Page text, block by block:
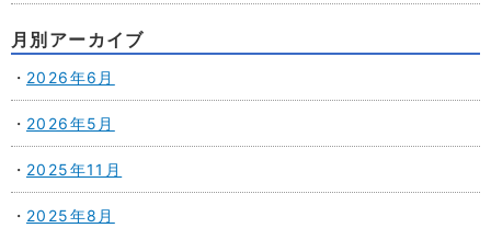
月別アーカイブ
2026年6月
2026年5月
2025年11月
2025年8月